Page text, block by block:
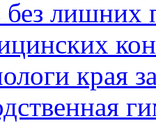
без лишних
края